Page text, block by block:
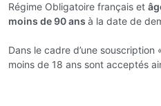
Régime Obligatoire français et
moins de 90 ans à la date de
Dans le cadre d’une
moins de 18 ans sont acceptés